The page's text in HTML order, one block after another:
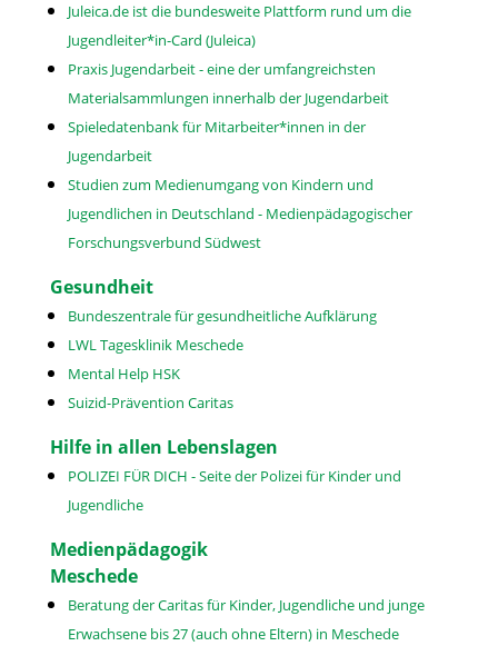
Juleica.de ist die bundesweite Plattform rund um die
Jugendleiter*in-Card (Juleica)
Praxis Jugendarbeit - eine der umfangreichsten
Materialsammlungen innerhalb der Jugendarbeit
Spieledatenbank für Mitarbeiter*innen in der
Jugendarbeit
Studien zum Medienumgang von Kindern und
Jugendlichen in Deutschland - Medienpädagogischer
Forschungsverbund Südwest
Gesundheit
Bundeszentrale für gesundheitliche Aufklärung
LWL Tagesklinik Meschede
Mental Help HSK
Suizid-Prävention Caritas
Hilfe in allen Lebenslagen
POLIZEI FÜR DICH - Seite der Polizei für Kinder und
Jugendliche
Medienpädagogik
Meschede
Beratung der Caritas für Kinder, Jugendliche und junge
Erwachsene bis 27 (auch ohne Eltern) in Meschede